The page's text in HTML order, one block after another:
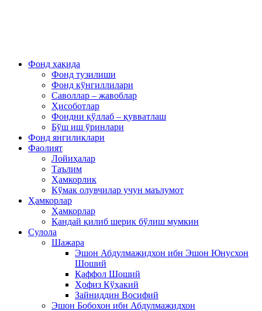
Фонд ҳақида
Фонд тузилиши
Фонд кўнгиллилари
Саволлар – жавоблар
Ҳисоботлар
Фондни қўллаб – қувватлаш
Бўш иш ўринлари
Фонд янгиликлари
Фаолият
Лойиҳалар
Таълим
Ҳамкорлик
Кўмак олувчилар учун маълумот
Ҳамкорлар
Ҳамкорлар
Қандай қилиб шерик бўлиш мумкин
Сулола
Шажара
Эшон Абдулмажидхон ибн Эшон Юнусхон
Шоший
Қаффол Шоший
Ҳофиз Кўҳакий
Зайниддин Восифий
Эшон Бобохон ибн Абдулмажидхон